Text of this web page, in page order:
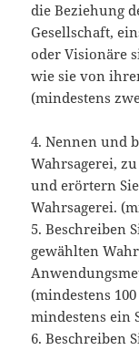
die Beziehung
Gesellschaft,
oder Visionäre
wie sie von
(mindestens
4. Nennen und
Wahrsagerei,
und erörtern
Wahrsagerei.
5. Beschreiben
gewählten
(mindestens
mindestens ein
6. Beschreiben